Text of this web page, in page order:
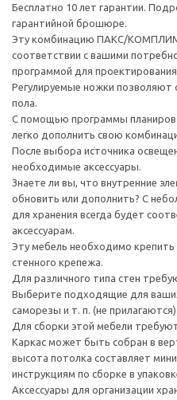
Бесплатно 10 лет гарантии.
гарантийной брошюре.
Эту комбинацию ПАКС/
соответствии с вашими
программой для
Регулируемые ножки позволяют
пола.
С помощью программы
легко дополнить свою
После выбора источника
необходимые аксессуары.
Знаете ли вы, что внутренние
обновить или дополнить? С
для хранения всегда будет
аксессуарам.
Эту мебель необходимо
стенного крепежа.
Для различного типа стен
Выберите подходящие для
саморезы и т. п. (не прилагаются).
Для сборки этой мебели
Каркас может быть собран в
высота потолка составляет
инструкциям по сборке в
Аксессуары для организации